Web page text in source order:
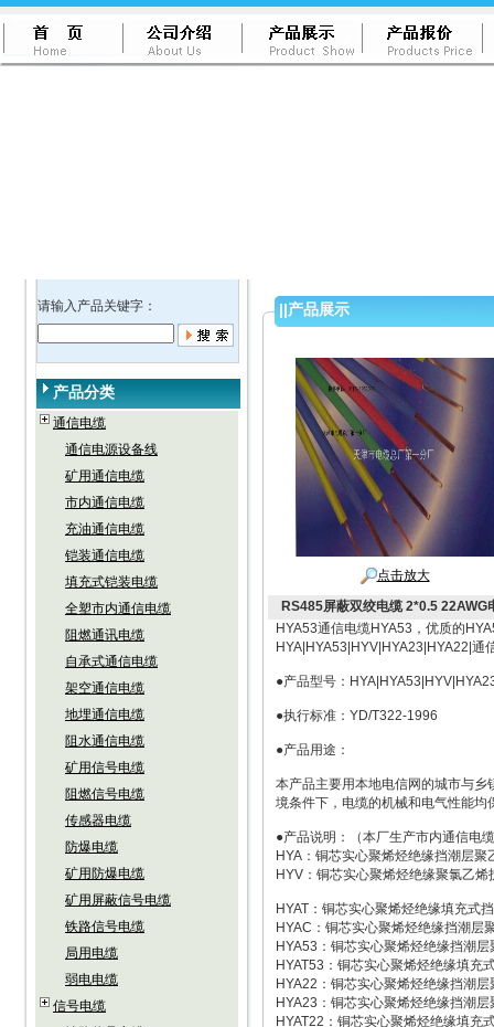
请输入产品关键字：
产品分类
通信电缆
通信电源设备线
矿用通信电缆
市内通信电缆
充油通信电缆
铠装通信电缆
填充式铠装电缆
全塑市内通信电缆
阻燃通讯电缆
自承式通信电缆
架空通信电缆
地埋通信电缆
阻水通信电缆
矿用信号电缆
阻燃信号电缆
传感器电缆
防爆电缆
矿用防爆电缆
矿用屏蔽信号电缆
铁路信号电缆
局用电缆
弱电电缆
信号电缆
||产品展示
点击放大
RS485屏蔽双绞电缆 2*0.5 22AWG
HYA53通信电缆HYA53，优质的
HYA|HYA53|HYV|HYA23|HYA22|通
●产品型号：
●执行标准：YD/T322-1996
●产品用途：
本产品主要用本地电信网的城市与
境条件下，电缆的机械和电气性能均
●产品说明：（本厂生产市内通信电
HYA：铜芯实心聚烯烃绝缘挡潮层聚
HYV：铜芯实心聚烯烃绝缘聚氯乙烯
HYAT：铜芯实心聚烯烃绝缘填充式
HYAC：铜芯实心聚烯烃绝缘挡潮层
HYA53：铜芯实心聚烯烃绝缘挡潮
HYAT53：铜芯实心聚烯烃绝缘填充
HYA22：铜芯实心聚烯烃绝缘挡潮
HYA23：铜芯实心聚烯烃绝缘挡潮
HYAT22：铜芯实心聚烯烃绝缘填充